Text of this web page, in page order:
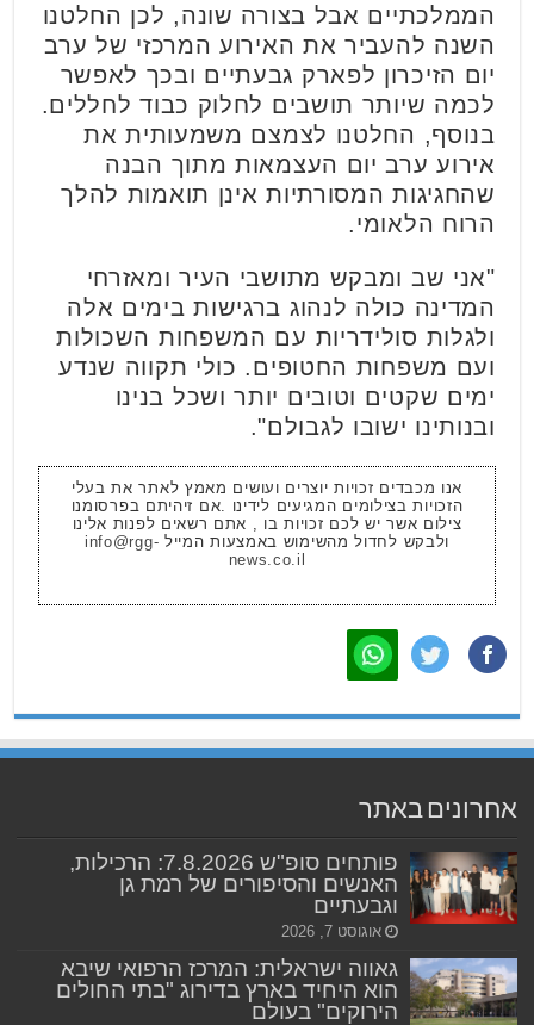
הממלכתיים אבל בצורה שונה, לכן החלטנו
השנה להעביר את האירוע המרכזי של ערב
יום הזיכרון לפארק גבעתיים ובכך לאפשר
לכמה שיותר תושבים לחלוק כבוד לחללים.
בנוסף, החלטנו לצמצם משמעותית את
אירוע ערב יום העצמאות מתוך הבנה
שהחגיגות המסורתיות אינן תואמות להלך
הרוח הלאומי.
"אני שב ומבקש מתושבי העיר ומאזרחי
המדינה כולה לנהוג ברגישות בימים אלה
ולגלות סולידריות עם המשפחות השכולות
ועם משפחות החטופים. כולי תקווה שנדע
ימים שקטים וטובים יותר ושכל בנינו
ובנותינו ישובו לגבולם".
אנו מכבדים זכויות יוצרים ועושים מאמץ לאתר את בעלי
הזכויות בצילומים המגיעים לידינו .אם זיהיתם בפרסומנו
צילום אשר יש לכם זכויות בו , אתם רשאים לפנות אלינו
ולבקש לחדול מהשימוש באמצעות המייל info@rgg-
news.co.il
אחרונים באתר
פותחים סופ"ש 7.8.2026: הרכילות,
האנשים והסיפורים של רמת גן
וגבעתיים
אוגוסט 7, 2026
גאווה ישראלית: המרכז הרפואי שיבא
הוא היחיד בארץ בדירוג "בתי החולים
הירוקים" בעולם